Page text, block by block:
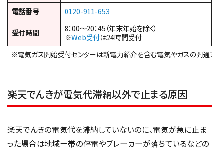
電話番号
0120-911-653
受付時間
8：00～20：45（年末年始を除く）
※Web受付は24時間受付
※電気ガス開始受付センターは新電力紹介を含む電気やガスの開通専
楽天でんきが電気代滞納以外で止まる原因
楽天でんきの電気代を滞納していないのに、電気が急に止ま
った場合は地域一帯の停電やブレーカーが落ちているなどの